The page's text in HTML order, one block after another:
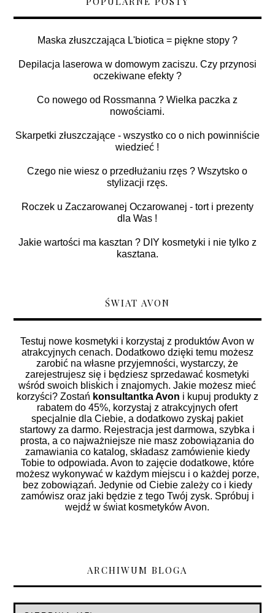
Maska złuszczająca L'biotica = piękne stopy ?
Depilacja laserowa w domowym zaciszu. Czy przynosi
oczekiwane efekty ?
Co nowego od Rossmanna ? Wielka paczka z
nowościami.
Skarpetki złuszczające - wszystko co o nich powinniście
wiedzieć !
Czego nie wiesz o przedłużaniu rzęs ? Wszytsko o
stylizacji rzęs.
Roczek u Zaczarowanej Oczarowanej - tort i prezenty
dla Was !
Jakie wartości ma kasztan ? DIY kosmetyki i nie tylko z
kasztana.
ŚWIAT AVON
Testuj nowe kosmetyki i korzystaj z produktów Avon w
atrakcyjnych cenach. Dodatkowo dzięki temu możesz
zarobić na własne przyjemności, wystarczy, że
zarejestrujesz się i będziesz sprzedawać kosmetyki
wśród swoich bliskich i znajomych. Jakie możesz mieć
korzyści? Zostań konsultantka Avon i kupuj produkty z
rabatem do 45%, korzystaj z atrakcyjnych ofert
specjalnie dla Ciebie, a dodatkowo zyskaj pakiet
startowy za darmo. Rejestracja jest darmowa, szybka i
prosta, a co najważniejsze nie masz zobowiązania do
zamawiania co katalog, składasz zamówienie kiedy
Tobie to odpowiada. Avon to zajęcie dodatkowe, które
możesz wykonywać w każdym miejscu i o każdej porze,
bez zobowiązań. Jedynie od Ciebie zależy co i kiedy
zamówisz oraz jaki będzie z tego Twój zysk. Spróbuj i
wejdź w świat kosmetyków Avon.
ARCHIWUM BLOGA